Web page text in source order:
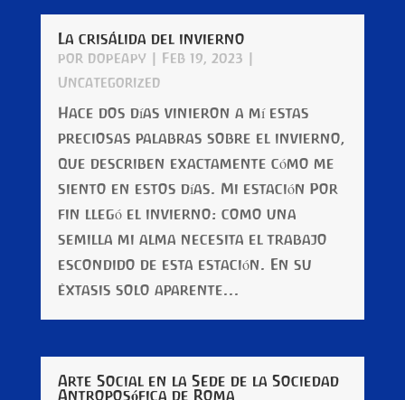
La crisálida del invierno
por dopeapy| Feb 19, 2023 |
Uncategorized
Hace dos días vinieron a mí estas
preciosas palabras sobre el invierno,
que describen exactamente cómo me
siento en estos días. Mi estación Por
fin llegó el invierno: como una
semilla mi alma necesita el trabajo
escondido de esta estación. En su
éxtasis solo aparente...
Arte Social en la Sede de la Sociedad
Antroposófica de Roma